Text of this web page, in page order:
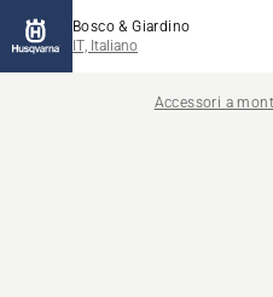
Bosco & Giardino
IT, Italiano
Accessori a